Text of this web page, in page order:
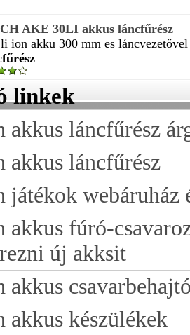
AKE 30LI akkus láncfűrész
ion akku 300 mm es
linkek
akkus láncfűrész
akkus láncfűrész
játékok webáruház
akkus fúró-
új akksit
akkus
akkus készülékek